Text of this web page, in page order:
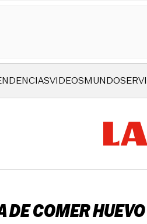
VIDEOSMUNDO
DE COMER